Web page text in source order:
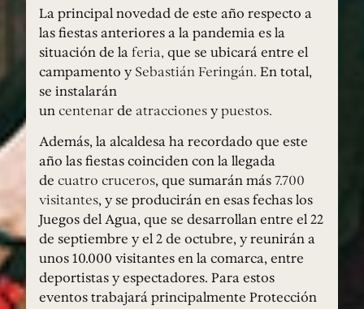
La principal novedad de este año respecto a
las fiestas anteriores a la pandemia es la
situación de laferia, que se ubicará entre el
campamento y Sebastián Feringán. En total,
se instalarán
uncentenarde atraccionesypuestos.
Además, la alcaldesa ha recordado que este
año las fiestas coinciden con la llegada
de cuatro cruceros, que sumarán más7.700
visitantes, y se producirán en esas fechas los
Juegos del Agua, que se desarrollan entre el 22
de septiembre y el 2 de octubre, y reunirán a
unos 10.000 visitantes en la comarca, entre
deportistas y espectadores. Para estos
eventos trabajará principalmente Protección